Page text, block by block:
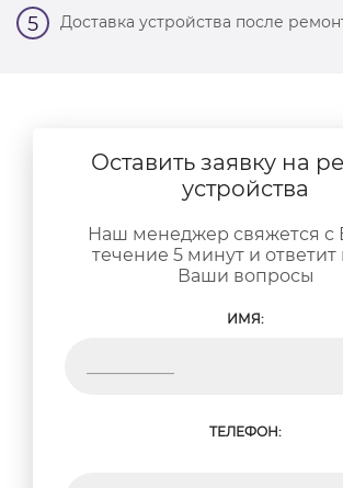
5 Доставка устройства после
Оставить заявку на
устройства
Наш менеджер свяжется с
течение 5 минут и ответит
Ваши вопросы
ИМЯ:
ТЕЛЕФОН: